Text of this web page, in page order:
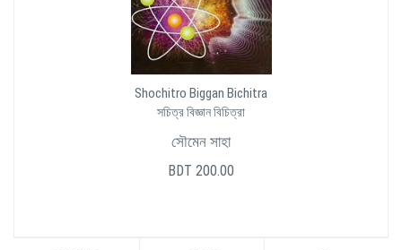
Shochitro Biggan Bichitra
সচিত্র বিজ্ঞান বিচিত্রা
সৌমেন সাহা
BDT 200.00